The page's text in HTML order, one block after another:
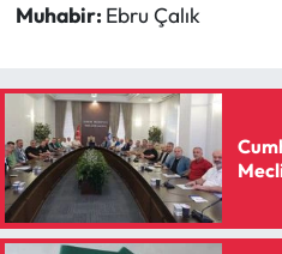
Muhabir: Ebru Çalık